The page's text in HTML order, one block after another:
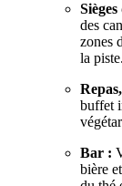
des
zones
la piste.
buffet
Bar :
bière